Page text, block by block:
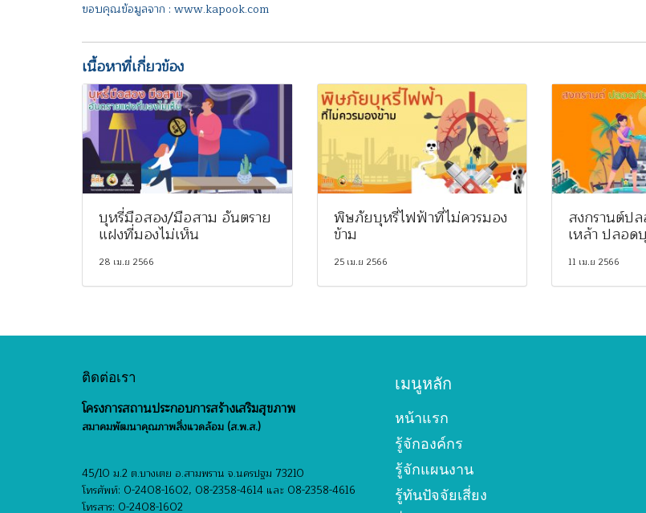
ขอบคุณข้อมูลจาก : www.kapook.com
เนื้อหาที่เกี่ยวข้อง
บุหรี่มือสอง/มือสาม อันตราย
แฝงที่มองไม่เห็น
28 เม.ย 2566
พิษภัยบุหรี่ไฟฟ้าที่ไม่ควรมอง
ข้าม
25 เม.ย 2566
สงกรานต์ป
เหล้า ปลอด
11 เม.ย 2566
ติดต่อเรา
โครงการสถานประกอบการสร้างเสริมสุขภาพ
สมาคมพัฒนาคุณภาพสิ่งแวดล้อม (ส.พ.ส.)
45/10 ม.2 ต.บางเตย อ.สามพราน จ.นครปฐม 73210
โทรศัพท์: 0-2408-1602, 08-2358-4614 และ 08-2358-4616
โทรสาร: 0-2408-1602
เมนูหลัก
หน้าแรก
รู้จักองค์กร
รู้จักแผนงาน
รู้ทันปัจจัยเสี่ยง